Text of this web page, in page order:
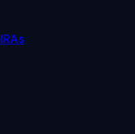
IRAs